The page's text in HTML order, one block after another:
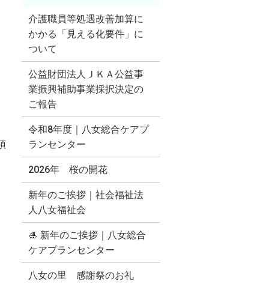
介護職員等処遇改善加算に
かかる「見える化要件」に
ついて
公益財団法人ＪＫＡ公益事
業振興補助事業採択決定の
ご報告
令和8年度｜八女総合ケアプ
ランセンター
2026年 桜の開花
新年のご挨拶｜社会福祉法
人八女福祉会
🎍 新年のご挨拶｜八女総合
ケアプランセンター
八女の里 感謝祭のお礼